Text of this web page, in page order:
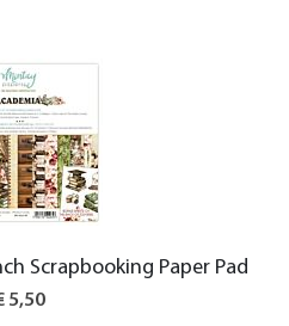
Scrapbooking Paper Pad
5,50